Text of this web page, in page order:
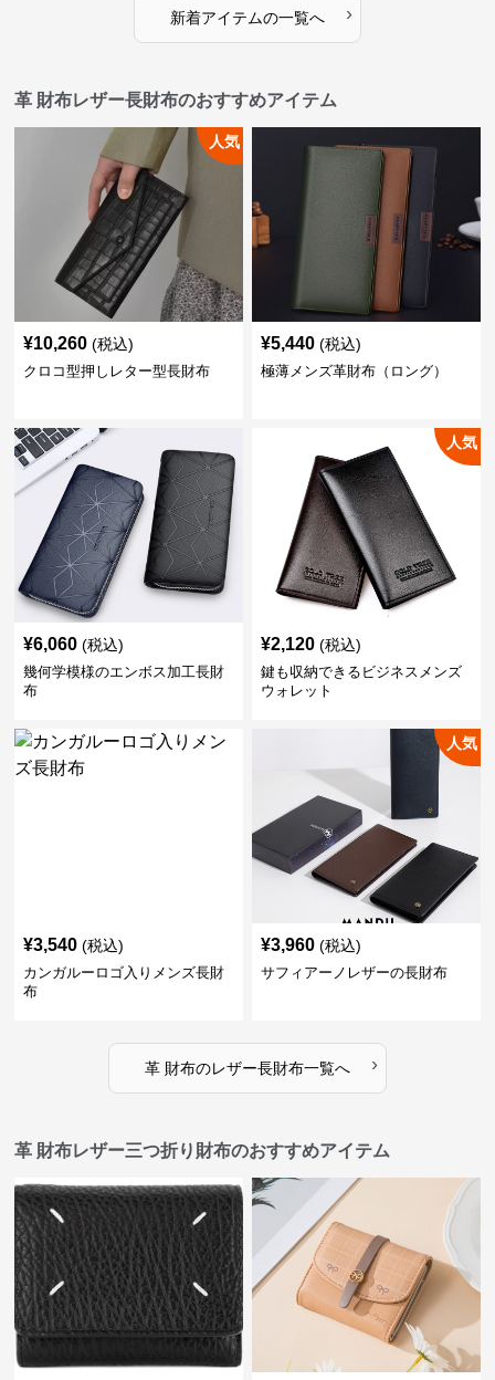
新着アイテムの一覧へ ›
革 財布レザー長財布のおすすめアイテム
人気
¥10,260 (税込)
クロコ型押しレター型長財布
¥5,440 (税込)
極薄メンズ革財布（ロング）
¥6,060 (税込)
幾何学模様のエンボス加工長財
布
人気
¥2,120 (税込)
鍵も収納できるビジネスメンズ
ウォレット
¥3,540 (税込)
カンガルーロゴ入りメンズ長財
布
人気
¥3,960 (税込)
サフィアーノレザーの長財布
革 財布のレザー長財布一覧へ ›
革 財布レザー三つ折り財布のおすすめアイテム